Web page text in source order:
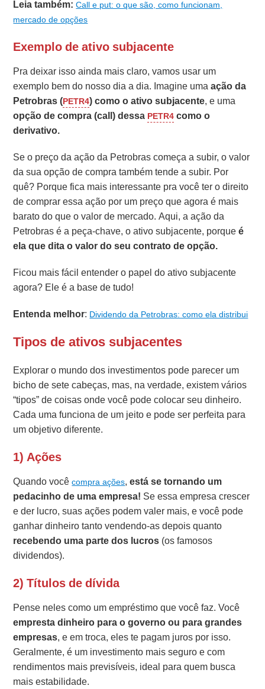
Leia também: Call e put: o que são, como funcionam,
mercado de opções
Exemplo de ativo subjacente
Pra deixar isso ainda mais claro, vamos usar um
exemplo bem do nosso dia a dia. Imagine umaação da
Petrobras (PETR4)como o ativo subjacente, e uma
opção de compra (call) dessa PETR4 como o
derivativo.
Se o preço da ação da Petrobras começa a subir, o valor
da sua opção de compra também tende a subir. Por
quê? Porque fica mais interessante pra você ter o direito
de comprar essa ação por um preço que agora é mais
barato do que o valor de mercado. Aqui, a ação da
Petrobras é a peça-chave, o ativo subjacente, porqueé
ela que dita o valor do seu contrato de opção.
Ficou mais fácil entender o papel do ativo subjacente
agora? Ele é a base de tudo!
Entenda melhor: Dividendo da Petrobras: como ela distribui
Tipos de ativos subjacentes
Explorar o mundo dos investimentos pode parecer um
bicho de sete cabeças, mas, na verdade, existem vários
“tipos” de coisas onde você pode colocar seu dinheiro.
Cada uma funciona de um jeito e pode ser perfeita para
um objetivo diferente.
1) Ações
Quando vocêcompra ações,está se tornando um
pedacinho de uma empresa! Se essa empresa crescer
e der lucro, suas ações podem valer mais, e você pode
ganhar dinheiro tanto vendendo-as depois quanto
recebendo uma parte dos lucros (os famosos
dividendos).
2) Títulos de dívida
Pense neles como um empréstimo que você faz. Você
empresta dinheiro para o governo ou para grandes
empresas, e em troca, eles te pagam juros por isso.
Geralmente, é um investimento mais seguro e com
rendimentos mais previsíveis, ideal para quem busca
mais estabilidade.